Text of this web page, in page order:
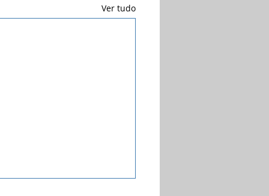
Ver tudo